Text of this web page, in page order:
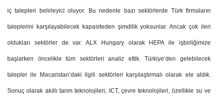
iç talepleri belirleyici oluyor. Bu nedenle bazı sektörlerde Türk firmaların
taleplerini karşılayabilecek kapasiteden şimdilik yoksunlar. Ancak çok ileri
oldukları sektörler de var. ALX Hungary olarak HEPA ile işbirliğimize
başlarken öncelikle tüm sektörleri analiz ettik. Türkiye’den gelebilecek
talepler ile Macaristan’daki ilgili sektörleri karşılaştırmalı olarak ele aldık.
Sonuç olarak akıllı tarım teknolojileri, ICT, çevre teknolojileri, özellikle su ve